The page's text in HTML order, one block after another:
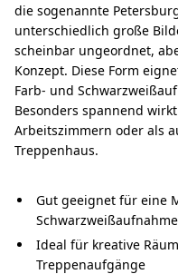
die sogenannte
unterschiedlich große
scheinbar ungeordnet,
Konzept. Diese Form
Farb- und
Besonders spannend
Arbeitszimmern oder als
Treppenhaus.
Gut geeignet für eine
Ideal für kreative
Treppenaufgänge